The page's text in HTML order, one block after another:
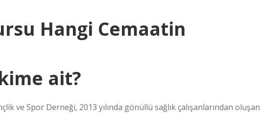
Hangi Cemaatin
ait?
ve Spor Derneği, 2013 yılında gönüllü sağlık çalışanlarından oluşan